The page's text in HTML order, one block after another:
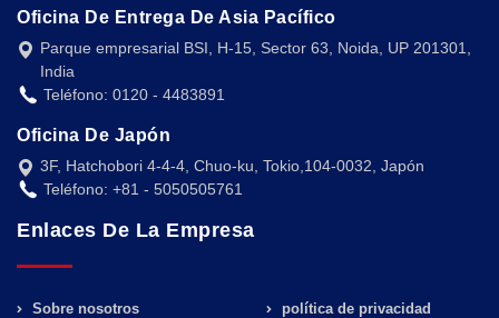
Oficina De Entrega De Asia Pacífico
Parque empresarial BSI, H-15, Sector 63, Noida, UP 201301,
India
Teléfono: 0120 - 4483891
Oficina De Japón
3F, Hatchobori 4-4-4, Chuo-ku, Tokio,104-0032, Japón
Teléfono: +81 - 5050505761
Enlaces De La Empresa
Sobre nosotros política de privacidad